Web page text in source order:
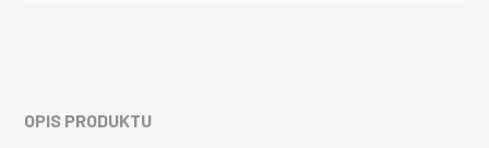
OPIS PRODUKTU